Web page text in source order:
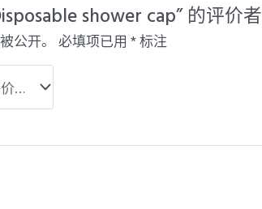
shower cap” 的评价者
公开。 必填项已用*标注